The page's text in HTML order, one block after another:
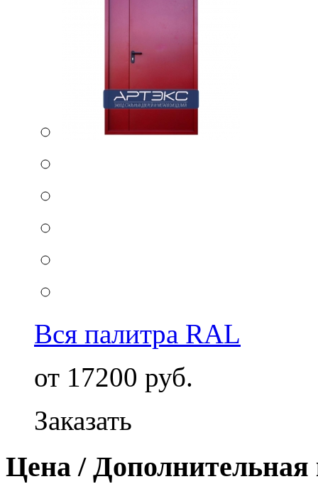
Вся палитра RAL
от 17200 руб.
Заказать
Цена /